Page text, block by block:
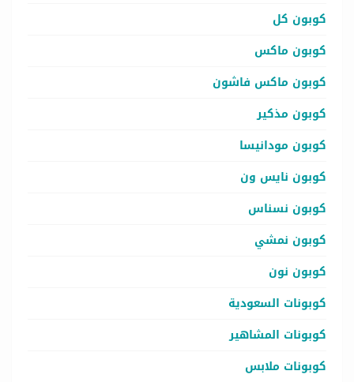
كوبون كل
كوبون ماكس
كوبون ماكس فاشون
كوبون مذكير
كوبون مودانيسا
كوبون نايس ون
كوبون نسناس
كوبون نمشي
كوبون نون
كوبونات السعودية
كوبونات المشاهير
كوبونات ملابس